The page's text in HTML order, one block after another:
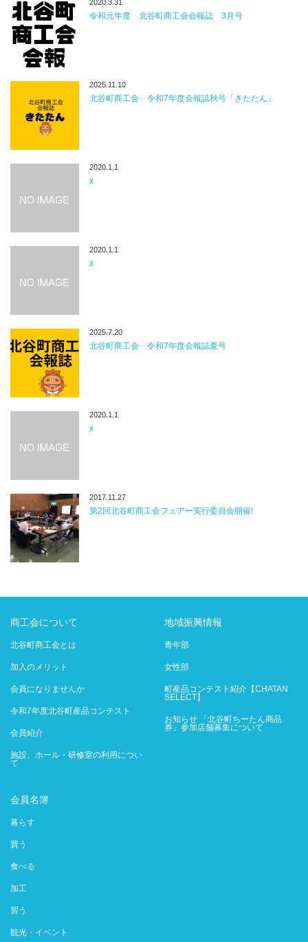
2020.3.31
令和元年度 北谷町商工会会報誌 3月号
2025.11.10
北谷町商工会 令和7年度会報誌秋号「きたたん」
2020.1.1
x
2020.1.1
x
2025.7.20
北谷町商工会 令和7年度会報誌夏号
2020.1.1
x
2017.11.27
第2回北谷町商工会フェアー実行委員会開催!
商工会について
北谷町商工会とは
加入のメリット
会員になりませんか
令和7年度北谷町産品コンテスト
会員紹介
施設、ホール・研修室の利用につい
て
地域振興情報
青年部
女性部
町産品コンテスト紹介【CHATAN
SELECT】
お知らせ 「北谷町ちーたん商品
券」参加店舗募集について
会員名簿
暮らす
買う
食べる
加工
習う
観光・イベント